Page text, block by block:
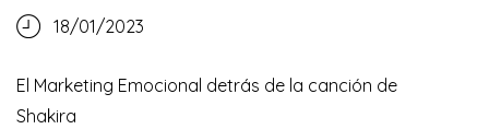
18/01/2023
El Marketing Emocional detrás de la canción de
Shakira